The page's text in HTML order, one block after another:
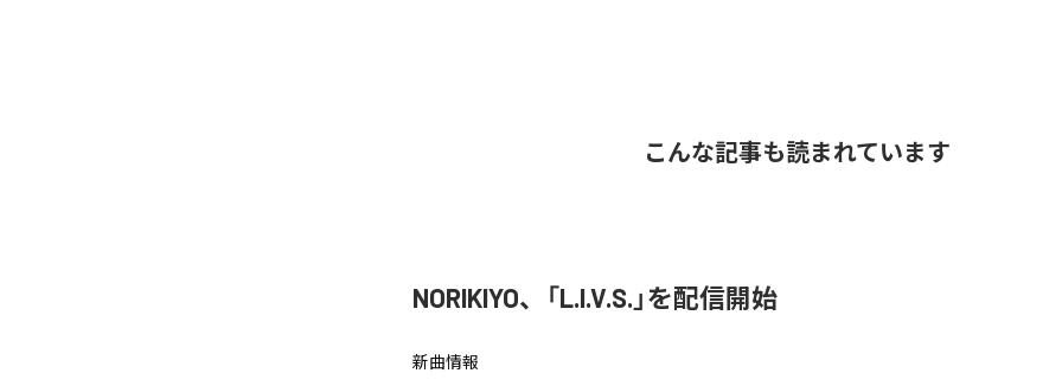
こんな記事も読まれています
NORIKIYO、「L.I.V.S.」を配信開始
新曲情報